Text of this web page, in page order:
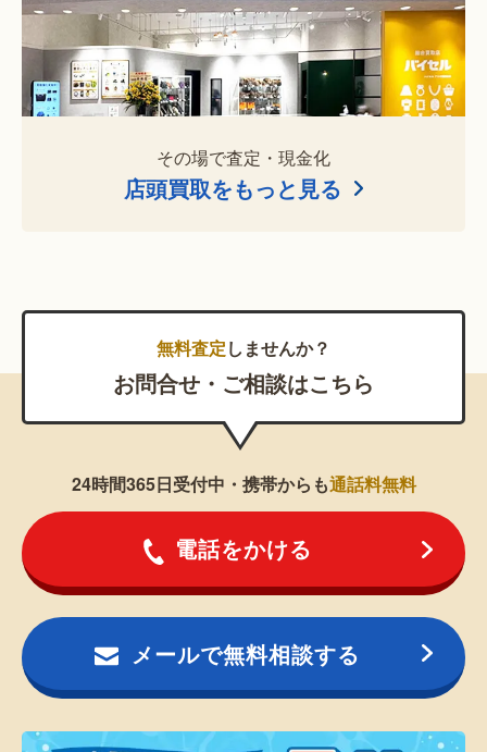
その場で査定・現金化
店頭買取をもっと見る
無料査定しませんか？
お問合せ・ご相談はこちら
24時間365日受付中・携帯からも通話料無料
電話をかける
メールで無料相談する